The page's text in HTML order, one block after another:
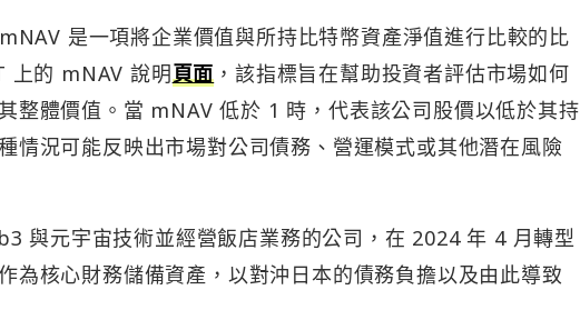
是一項將企業價值與所持比特幣資產淨值進行比較的比
的 mNAV 說明頁面 ，該指標旨在幫助投資者評估市場如何
整體價值。當 mNAV 低於 1 時，代表該公司股價以低於其持
情況可能反映出市場對公司債務、營運模式或其他潛在風險
與元宇宙技術並經營飯店業務的公司，在 2024 年 4 月轉型
為核心財務儲備資產，以對沖日本的債務負擔以及由此導致